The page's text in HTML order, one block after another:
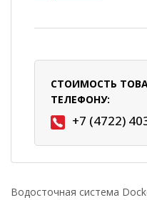
СТОИМОСТЬ
ТЕЛЕФОНУ:
+7 (4722)
Водосточная система